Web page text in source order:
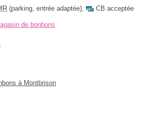
(parking, entrée adaptée), CB acceptée
de bonbons
à Montbrison